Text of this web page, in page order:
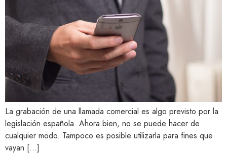
La grabación de una llamada comercial es algo previsto por la
legislación española. Ahora bien, no se puede hacer de
cualquier modo. Tampoco es posible utilizarla para fines que
vayan […]